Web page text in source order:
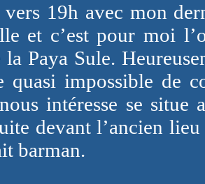
19h avec mon
et c’est pour moi
la Paya Sule.
quasi impossible de
intéresse se
devant l’ancien
barman.